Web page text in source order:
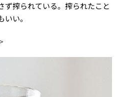
ず搾られている。搾られたこと
い。